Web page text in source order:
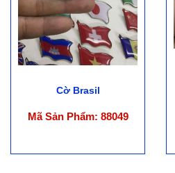
Cờ Brasil
Mã Sản Phẩm: 88049